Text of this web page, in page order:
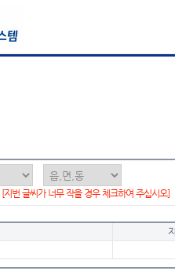
[지번 글씨가 너무 작을 경우 체크하여 주십시오]